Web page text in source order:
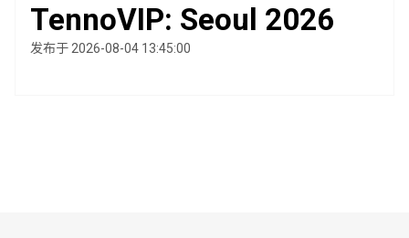
TennoVIP: Seoul 2026
发布于 2026-08-04 13:45:00